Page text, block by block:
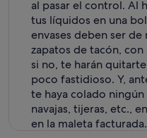
al pasar el control. Al
tus líquidos en una
envases deben ser
zapatos de tacón,
si no, te harán
poco fastidioso. Y,
te haya colado
navajas, tijeras, etc.,
en la maleta facturada.